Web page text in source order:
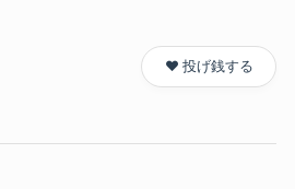
❤️ 投げ銭する